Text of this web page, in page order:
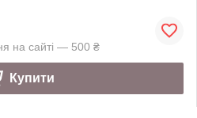
на сайті — 500 ₴
Купити